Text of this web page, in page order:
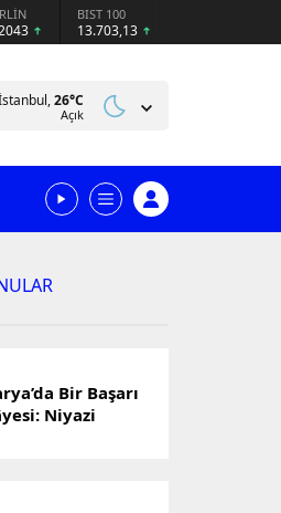
BIST 100
13.703,13
26°C
Açık
Bir Başarı
Niyazi